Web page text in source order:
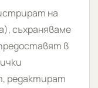
на
съхраняваме
в
редактират